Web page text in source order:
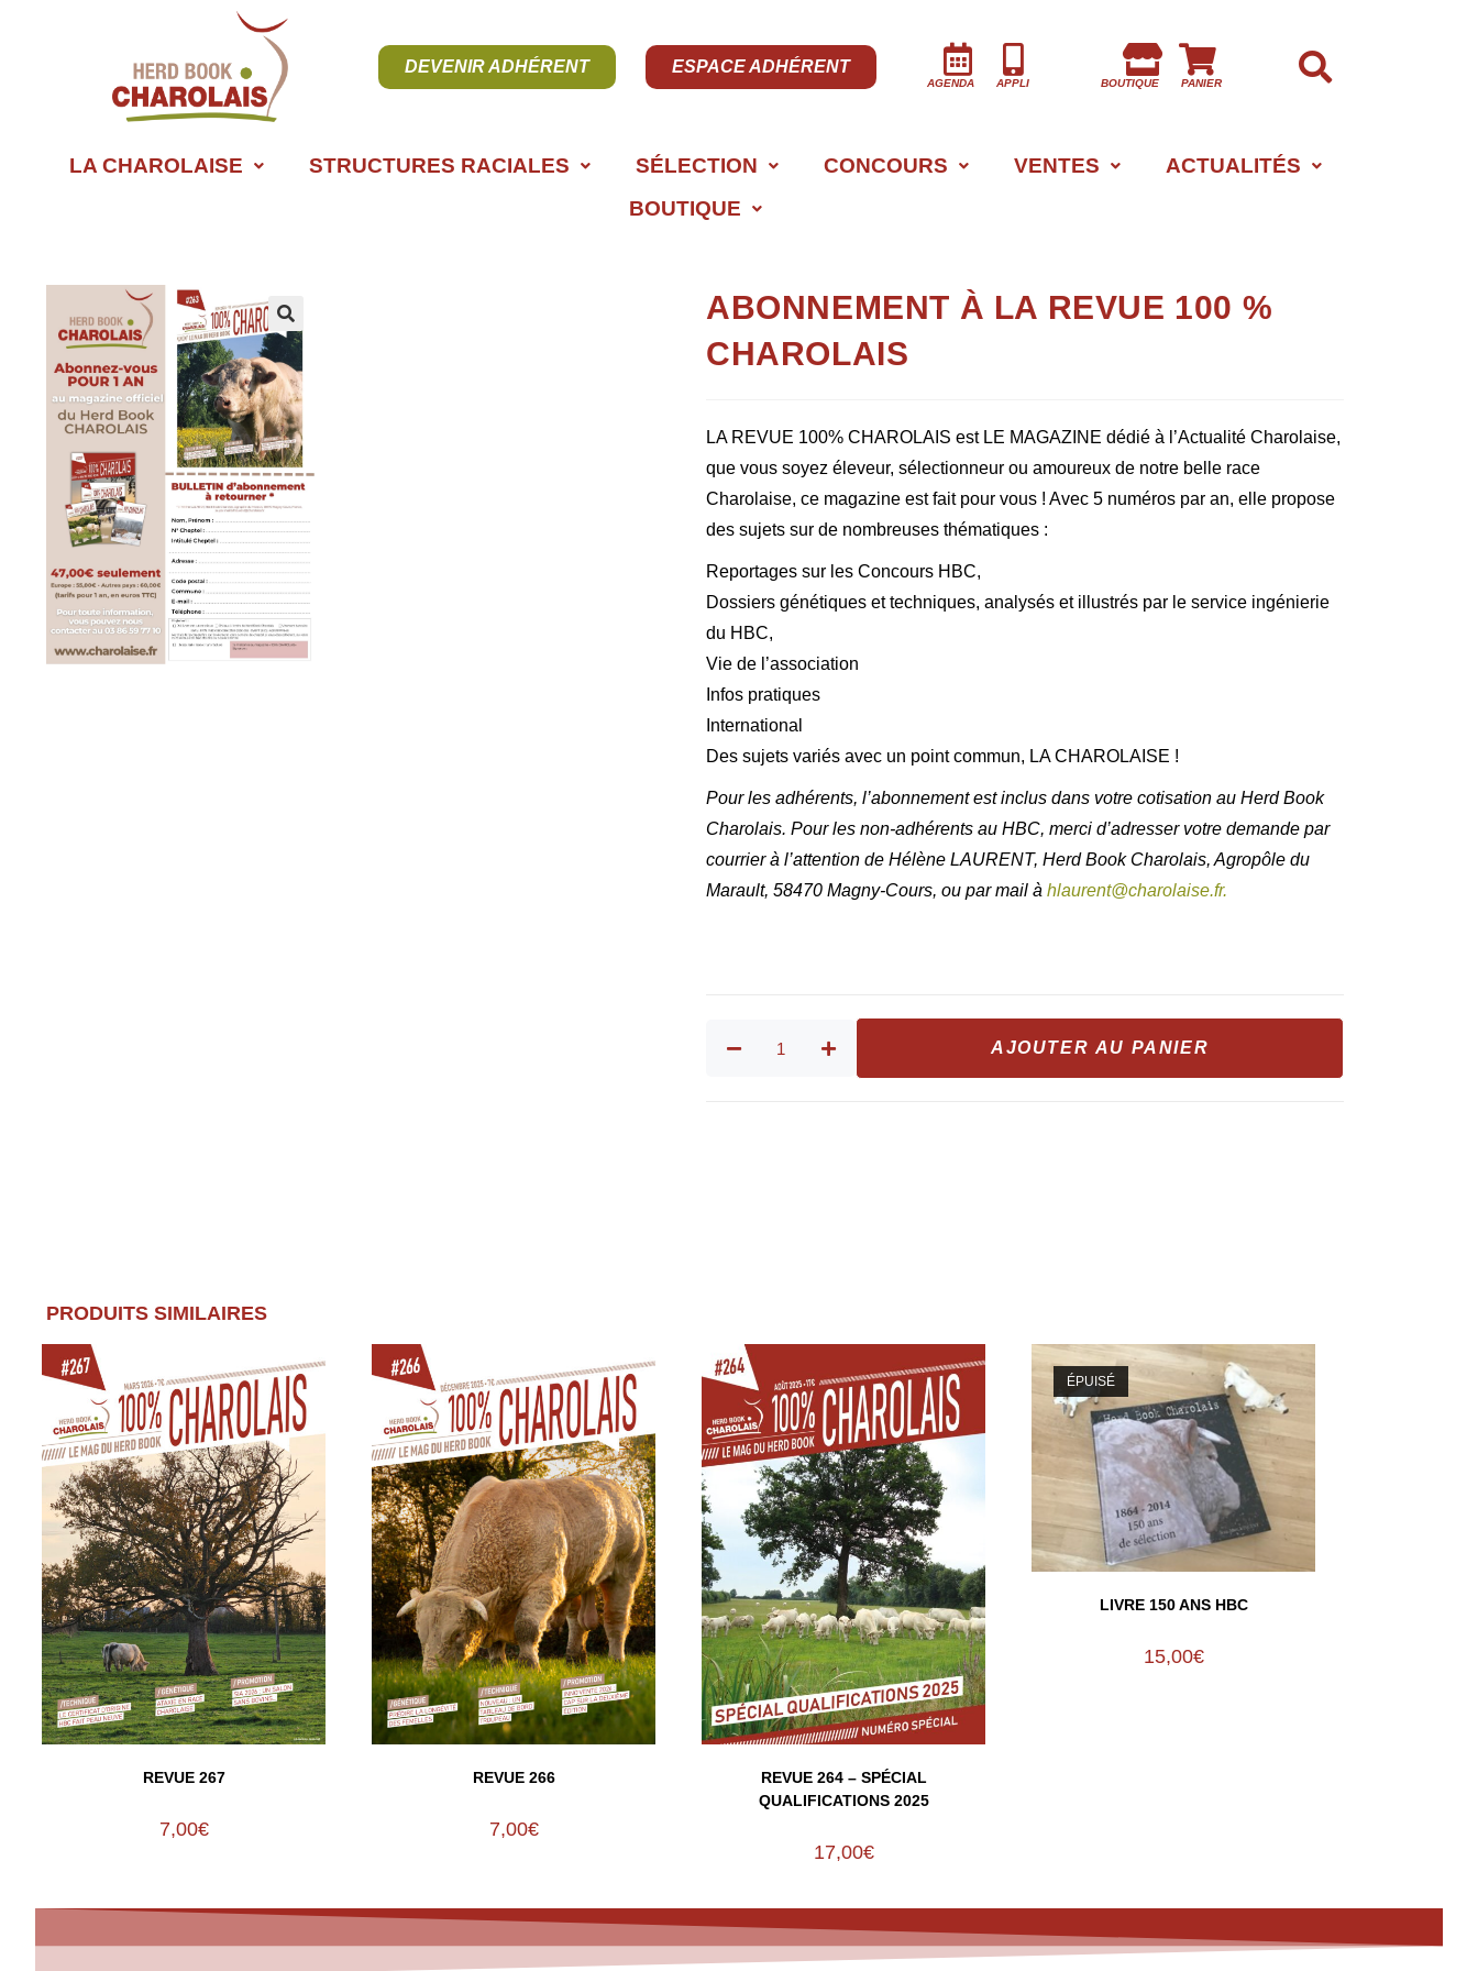
DEVENIR ADHÉRENT ESPACE ADHÉRENT
AGENDA APPLI BOUTIQUE PANIER
LA CHAROLAISE STRUCTURES RACIALES SÉLECTION CONCOURS VENTES
ACTUALITÉS
BOUTIQUE
ABONNEMENT À LA REVUE 100 %
CHAROLAIS
LA REVUE 100% CHAROLAIS est LE MAGAZINE dédié à l’Actualité Charolaise,
que vous soyez éleveur, sélectionneur ou amoureux de notre belle race
Charolaise, ce magazine est fait pour vous ! Avec 5 numéros par an, elle propose
des sujets sur de nombreuses thématiques :
Reportages sur les Concours HBC,
Dossiers génétiques et techniques, analysés et illustrés par le service ingénierie
du HBC,
Vie de l’association
Infos pratiques
International
Des sujets variés avec un point commun, LA CHAROLAISE !
Pour les adhérents, l’abonnement est inclus dans votre cotisation au Herd Book
Charolais. Pour les non-adhérents au HBC, merci d’adresser votre demande par
courrier à l’attention de Hélène LAURENT, Herd Book Charolais, Agropôle du
Marault, 58470 Magny-Cours, ou par mail à hlaurent@charolaise.fr.
AJOUTER AU PANIER
PRODUITS SIMILAIRES
REVUE 267
7,00€
REVUE 266
7,00€
REVUE 264 – SPÉCIAL
QUALIFICATIONS 2025
17,00€
ÉPUISÉ
LIVRE 150 ANS HBC
15,00€